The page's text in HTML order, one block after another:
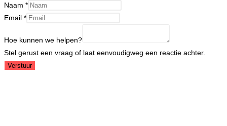
Naam *
Email *
kunnen
helpen?
Hoe kunnen we helpen?
Stel gerust een vraag of laat eenvoudigweg een reactie achter.
Verstuur